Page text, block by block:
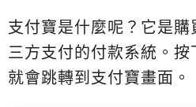
支付寶是什麼呢？它是
三方支付的付款系統。
就會跳轉到支付寶畫面。